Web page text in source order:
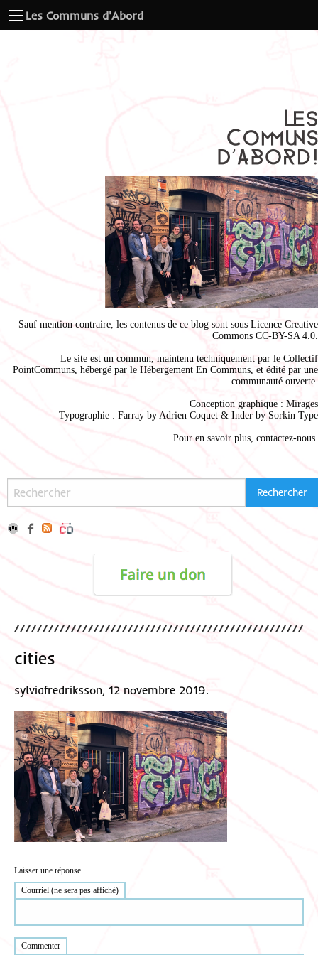
Les Communs d'Abord
Sauf mention contraire, les contenus de ce blog sont sous Licence Creative
Commons CC-BY-SA 4.0.
Le site est un commun, maintenu techniquement par le Collectif
PointCommuns, hébergé par le Hébergement En Communs, et édité par une
communauté ouverte.
Conception graphique : Mirages
Typographie : Farray by Adrien Coquet & Inder by Sorkin Type
Pour en savoir plus, contactez-nous.
cities
sylviafredriksson, 12 novembre 2019.
Laisser une réponse
Courriel (ne sera pas affiché)
Commenter